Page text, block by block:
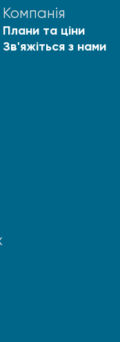
Компанія
Плани та ціни
Зв'яжіться з нами